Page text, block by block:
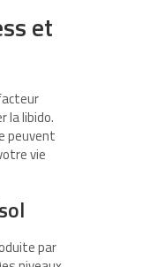
et
la libido.
peuvent
vie
par